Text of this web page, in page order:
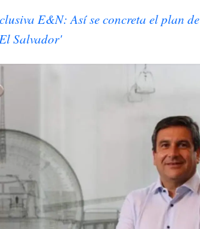
E&N: Así se concreta el plan de
Salvador'